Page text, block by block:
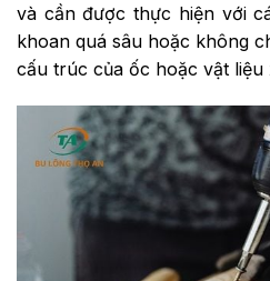
và cần được thực hiện với
khoan quá sâu hoặc không
cấu trúc của ốc hoặc vật liệu